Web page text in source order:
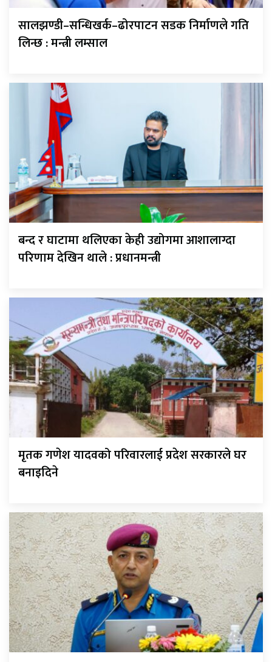
सालझण्डी–सन्धिखर्क–ढोरपाटन सडक निर्माणले गति
लिन्छ : मन्त्री लम्साल
बन्द र घाटामा थलिएका केही उद्योगमा आशालाग्दा
परिणाम देखिन थाले : प्रधानमन्त्री
मृतक गणेश यादवको परिवारलाई प्रदेश सरकारले घर
बनाइदिने